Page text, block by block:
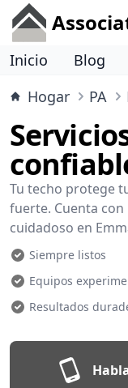
Inicio Blog
Hogar
PA
Tu techo protege
fuerte. Cuenta
cuidadoso en
Siempre listos
Equipos
Resultados